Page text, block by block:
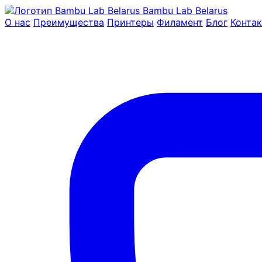
Bambu Lab Belarus
О нас Преимущества Принтеры Филамент Блог